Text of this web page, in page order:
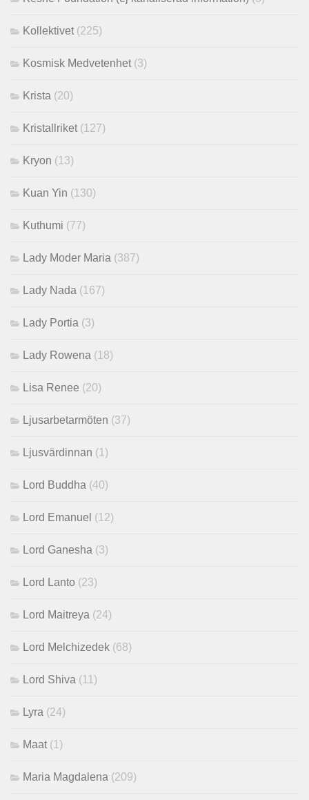
Kollektivet (225)
Kosmisk Medvetenhet (3)
Krista (20)
Kristallriket (127)
Kryon (13)
Kuan Yin (130)
Kuthumi (77)
Lady Moder Maria (387)
Lady Nada (167)
Lady Portia (3)
Lady Rowena (18)
Lisa Renee (20)
Ljusarbetarmöten (37)
Ljusvärdinnan (1)
Lord Buddha (40)
Lord Emanuel (12)
Lord Ganesha (3)
Lord Lanto (23)
Lord Maitreya (24)
Lord Melchizedek (68)
Lord Shiva (11)
Lyra (24)
Maat (1)
Maria Magdalena (209)